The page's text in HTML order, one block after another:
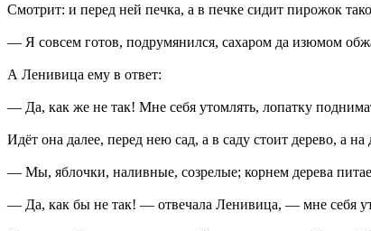
Смотрит: и перед ней печка, а в печке сидит пирожок
— Я совсем готов, подрумянился, сахаром да изюмом
А Ленивица ему в ответ:
— Да, как же не так! Мне себя утомлять, лопатку
Идёт она далее, перед нею сад, а в саду стоит дерево, а
— Мы, яблочки, наливные, созрелые; корнем дерева
— Да, как бы не так! — отвечала Ленивица, — мне себя